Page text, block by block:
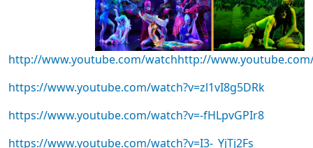
http://www.youtube.com/watchhttp://
https://www.youtube.com/watch?v=zl1vI8g5DRk
https://www.youtube.com/watch?v=-fHLpvGPIr8
https://www.youtube.com/watch?v=I3-_YjTj2Fs